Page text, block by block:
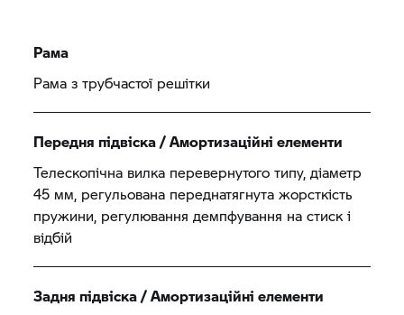
Рама
Рама з трубчастої решітки
Передня підвіска / Амортизаційні елементи
Телескопічна вилка перевернутого типу, діаметр
45 мм, регульована переднатягнута жорсткість
пружини, регулювання демпфування на стиск і
відбій
Задня підвіска / Амортизаційні елементи